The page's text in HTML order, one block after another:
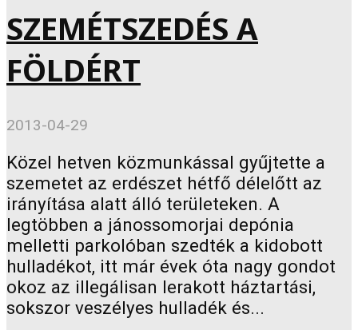
SZEMÉTSZEDÉS A
FÖLDÉRT
2013-04-29
Közel hetven közmunkással gyűjtette a
szemetet az erdészet hétfő délelőtt az
irányítása alatt álló területeken. A
legtöbben a jánossomorjai depónia
melletti parkolóban szedték a kidobott
hulladékot, itt már évek óta nagy gondot
okoz az illegálisan lerakott háztartási,
sokszor veszélyes hulladék és...